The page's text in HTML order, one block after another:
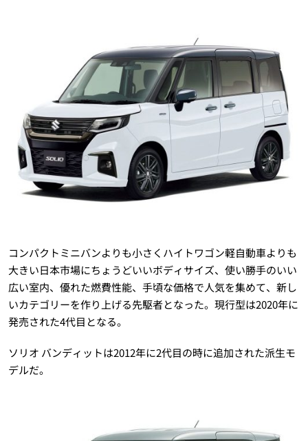
コンパクトミニバンよりも小さくハイトワゴン軽自動車よりも
大きい日本市場にちょうどいいボディサイズ、使い勝手のいい
広い室内、優れた燃費性能、手頃な価格で人気を集めて、新し
いカテゴリーを作り上げる先駆者となった。現行型は2020年に
発売された4代目となる。
ソリオ バンディットは2012年に2代目の時に追加された派生モ
デルだ。